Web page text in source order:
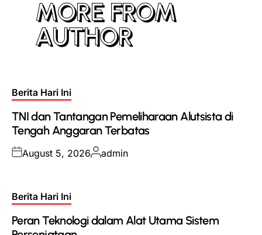
MORE FROM
AUTHOR
Posted
Berita Hari Ini
TNI dan Tantangan Pemeliharaan Alutsista di
Tengah Anggaran Terbatas
Posted
August 5, 2026Posted
admin
Posted
Berita Hari Ini
Peran Teknologi dalam Alat Utama Sistem